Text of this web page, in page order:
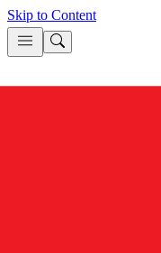
Skip to Content